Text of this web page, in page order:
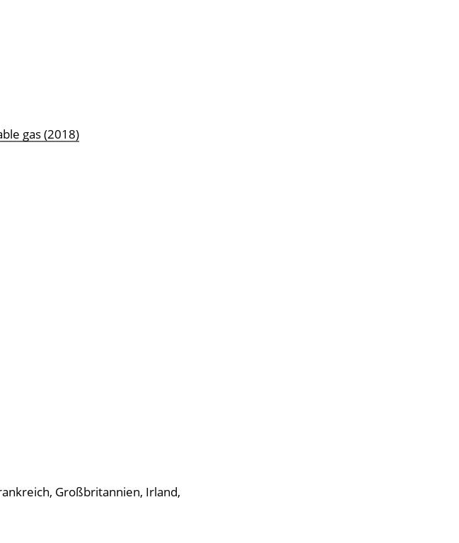
gas (2018)
Großbritannien, Irland,